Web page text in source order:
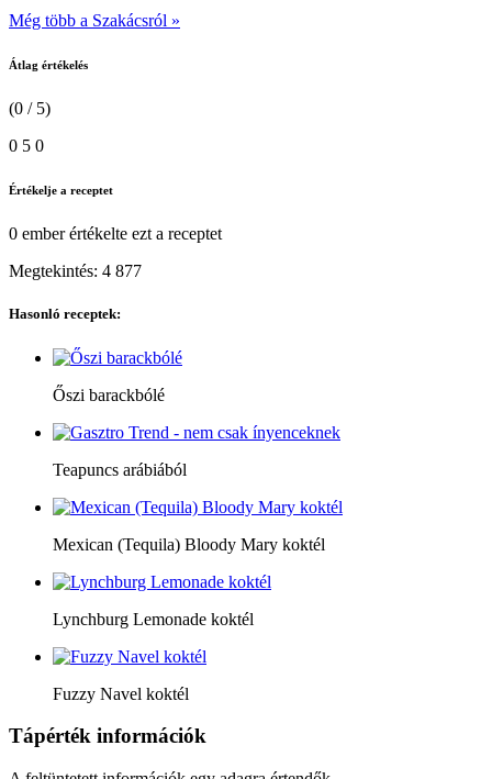
Még több a Szakácsról »
Átlag értékelés
(0 / 5)
0 5 0
Értékelje a receptet
0 emberértékelte ezt a receptet
Megtekintés: 4 877
Hasonló receptek:
Őszi barackbólé
Teapuncs arábiából
Mexican (Tequila) Bloody Mary koktél
Lynchburg Lemonade koktél
Fuzzy Navel koktél
Tápérték információk